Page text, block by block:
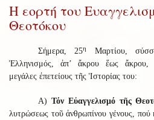
Η εορτή του
Θεοτόκου
Σήμερα, 25η
Μαρτίου,
Ἑλληνισμός, ἀπ’ ἄκρου ἕως ἄκρου,
μεγάλες ἐπετείους τῆς Ἱστορίας του:
Α) Τόν Εὐαγγελισμό τῆς
λυτρώσεως τοῦ ἀνθρωπίνου γένους, πού